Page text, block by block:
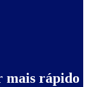
mais rápido